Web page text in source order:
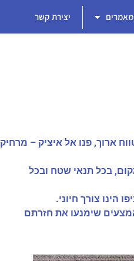
מאמרים יצירת קשר
ארוך, פנו אל איציק – מרחיק
בכל תנאי שטח ובכל
הינו צורך חיוני.
שימנעו את חזרתם